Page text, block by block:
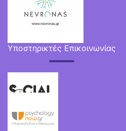
Υποστηρικτές Επικοινωνίας